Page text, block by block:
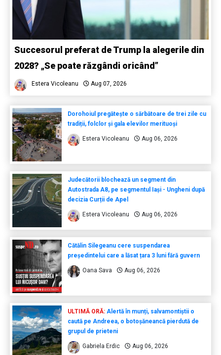
Succesorul preferat de Trump la alegerile din
2028? „Se poate răzgândi oricând”
Estera Vicoleanu Aug 07, 2026
Dorohoiul pregătește o sărbătoare de trei zile cu
tradiții, folclor și gala elevilor merituoși
Estera Vicoleanu Aug 06, 2026
Judecătorii blochează un segment din
Autostrada A8, pe segmentul Iași - Ungheni după
decizia Curții de Apel
Estera Vicoleanu Aug 06, 2026
Cătălin Silegeanu cere suspendarea
președintelui care a lăsat țara 3 luni fără guvern
Oana Sava Aug 06, 2026
ULTIMĂ ORĂ:Alertă în munți, salvamontiștii o
caută pe Andreea, o botoșăneancă pierdută de
grupul de prieteni
Gabriela Erdic Aug 06, 2026